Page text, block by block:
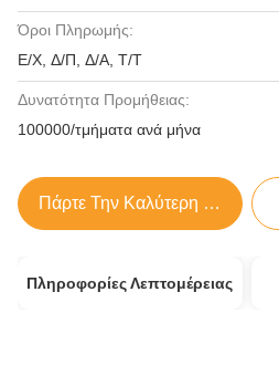
Όροι Πληρωμής:
Ε/Χ, Δ/Π, Δ/Α, Τ/Τ
Δυνατότητα Προμήθειας:
100000/τμήματα ανά μήνα
Πάρτε Την Καλύτερη Τιμή
Πληροφορίες Λεπτομέρειας